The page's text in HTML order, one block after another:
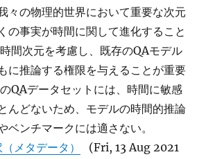
々の物理的世界において重要な次元
の事実が時間に関して進化すること
間次元を考慮し、既存のQAモデル
に推論する権限を与えることが重要
QAデータセットには、時間に敏感
んどないため、モデルの時間的推論
ベンチマークには適さない。
メタデータ）
(Fri, 13 Aug 2021